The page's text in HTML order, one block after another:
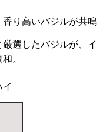
り高いバジルが共鳴
選したバジルが、イ
。